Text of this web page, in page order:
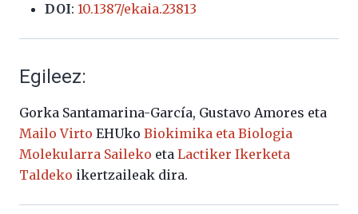
DOI: 10.1387/ekaia.23813
Egileez:
Gorka Santamarina-García, Gustavo Amores eta
Mailo Virto EHUko Biokimika eta Biologia
Molekularra Saileko eta Lactiker Ikerketa
Taldeko ikertzaileak dira.